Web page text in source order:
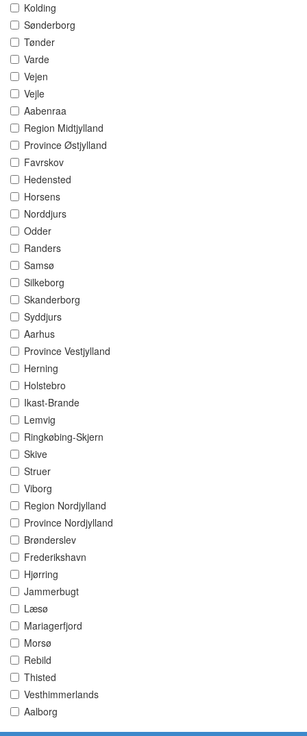
Kolding
Sønderborg
Tønder
Varde
Vejen
Vejle
Aabenraa
Region Midtjylland
Province Østjylland
Favrskov
Hedensted
Horsens
Norddjurs
Odder
Randers
Samsø
Silkeborg
Skanderborg
Syddjurs
Aarhus
Province Vestjylland
Herning
Holstebro
Ikast-Brande
Lemvig
Ringkøbing-Skjern
Skive
Struer
Viborg
Region Nordjylland
Province Nordjylland
Brønderslev
Frederikshavn
Hjørring
Jammerbugt
Læsø
Mariagerfjord
Morsø
Rebild
Thisted
Vesthimmerlands
Aalborg